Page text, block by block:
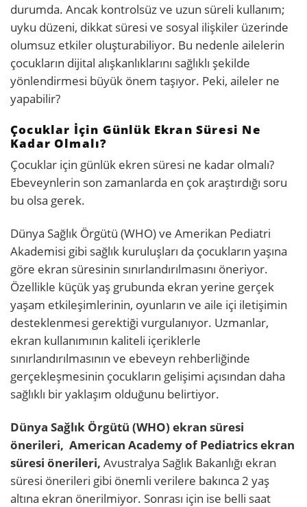
durumda. Ancak kontrolsüz ve uzun süreli kullanım;
uyku düzeni, dikkat süresi ve sosyal ilişkiler üzerinde
olumsuz etkiler oluşturabiliyor. Bu nedenle ailelerin
çocukların dijital alışkanlıklarını sağlıklı şekilde
yönlendirmesi büyük önem taşıyor. Peki, aileler ne
yapabilir?
Çocuklar İçin Günlük Ekran Süresi Ne
Kadar Olmalı?
Çocuklar için günlük ekren süresi ne kadar olmalı?
Ebeveynlerin son zamanlarda en çok araştırdığı soru
bu olsa gerek.
Dünya Sağlık Örgütü (WHO) ve Amerikan Pediatri
Akademisi gibi sağlık kuruluşları da çocukların yaşına
göre ekran süresinin sınırlandırılmasını öneriyor.
Özellikle küçük yaş grubunda ekran yerine gerçek
yaşam etkileşimlerinin, oyunların ve aile içi iletişimin
desteklenmesi gerektiği vurgulanıyor. Uzmanlar,
ekran kullanımının kaliteli içeriklerle
sınırlandırılmasının ve ebeveyn rehberliğinde
gerçekleşmesinin çocukların gelişimi açısından daha
sağlıklı bir yaklaşım olduğunu belirtiyor.
Dünya Sağlık Örgütü (WHO) ekran süresi
önerileri, American Academy of Pediatrics ekran
süresi önerileri, Avustralya Sağlık Bakanlığı ekran
süresi önerileri gibi önemli verilere bakınca 2 yaş
altına ekran önerilmiyor. Sonrası için ise belli saat